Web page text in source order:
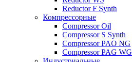
Reductor F Synth
Компрессорные
Compressor Oil
Compressor S Synth
Compressor PAO NG
Compressor PAG WG